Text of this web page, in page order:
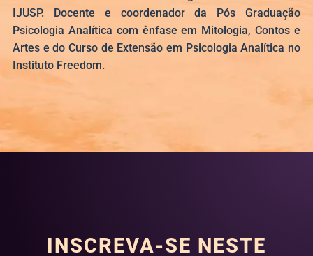
IJUSP. Docente e coordenador da Pós Graduação
Psicologia Analítica com ênfase em Mitologia, Contos e
Artes e do Curso de Extensão em Psicologia Analítica no
Instituto Freedom.
INSCREVA-SE NESTE